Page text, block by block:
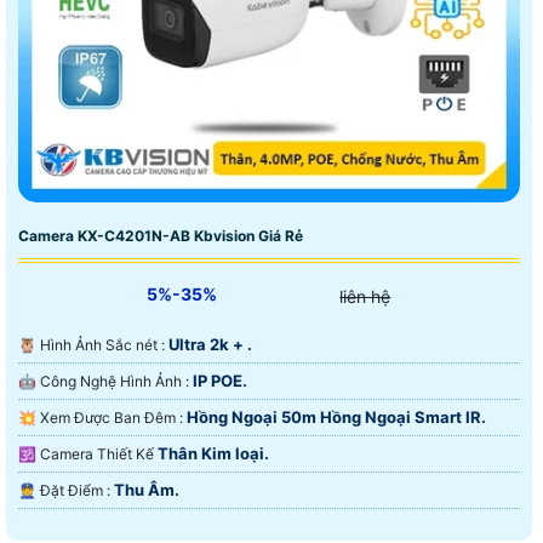
Camera KX-C4201N-AB Kbvision Giá Rẻ
5%-35% liên hệ
🦉 Hình Ảnh Sắc nét : Ultra 2k + .
🤖️ Công Nghệ Hình Ảnh : IP POE.
💥 Xem Được Ban Đêm : Hồng Ngoại 50m Hồng Ngoại Smart IR.
🕉️ Camera Thiết Kế Thân Kim loại.
️👮 Đặt Điểm : Thu Âm.